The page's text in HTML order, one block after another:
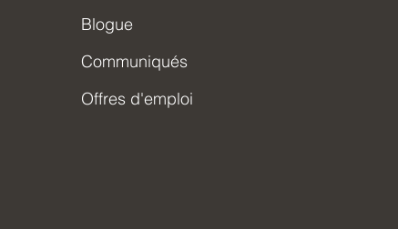
Blogue
Communiqués
Offres d'emploi